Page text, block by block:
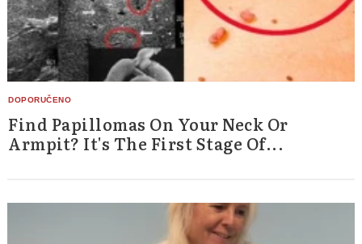
Find Papillomas On Your Neck Or
Armpit? It's The First Stage Of...